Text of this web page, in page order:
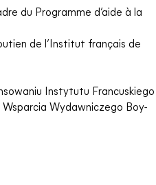
du Programme d’aide à la
de l’Institut français de
Instytutu Francuskiego
Wydawniczego Boy-